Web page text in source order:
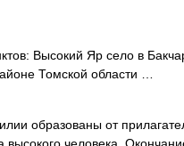
Высокий Яр село в
Томской области …
от